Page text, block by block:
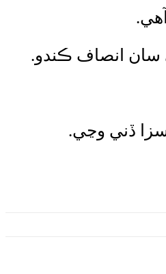
سان انصاف ڪندو.
ڏني وڃي.